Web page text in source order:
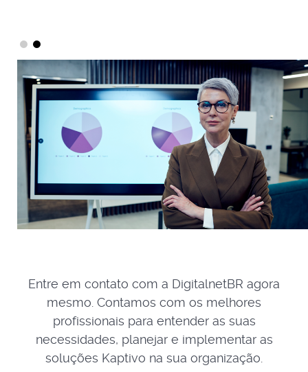
Entre em contato com a DigitalnetBR agora
mesmo. Contamos com os melhores
profissionais para entender as suas
necessidades, planejar e implementar as
soluções Kaptivo na sua organização.